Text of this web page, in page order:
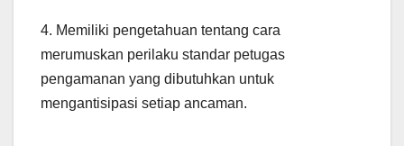
4. Memiliki pengetahuan tentang cara
merumuskan perilaku standar petugas
pengamanan yang dibutuhkan untuk
mengantisipasi setiap ancaman.